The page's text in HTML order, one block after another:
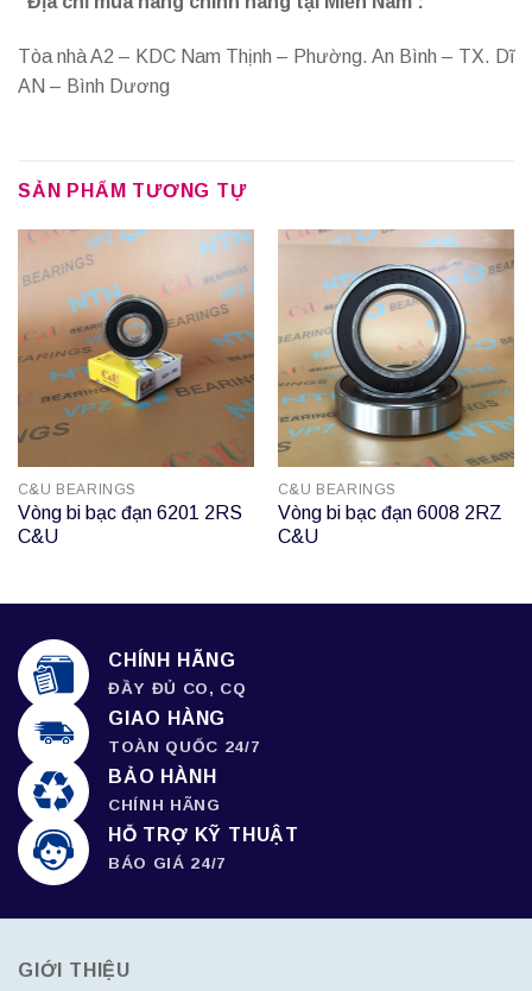
Tòa nhà A2 – KDC Nam Thịnh – Phường. An Bình – TX. Dĩ
AN – Bình Dương
SẢN PHẨM TƯƠNG TỰ
C&U BEARINGS
Vòng bi bạc đạn 6201 2RS
C&U
C&U BEARINGS
Vòng bi bạc đạn 6008 2RZ
C&U
CHÍNH HÃNG
ĐẦY ĐỦ CO, CQ
GIAO HÀNG
TOÀN QUỐC 24/7
BẢO HÀNH
CHÍNH HÃNG
HỖ TRỢ KỸ THUẬT
BÁO GIÁ 24/7
GIỚI THIỆU